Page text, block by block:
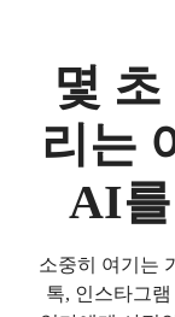
몇
리는
AI
소중히 여기는
톡, 인스타그